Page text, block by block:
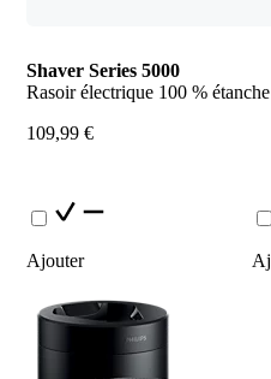
Shaver Series 5000
Rasoir électrique 100 % étanche
109,99 €
Ajouter